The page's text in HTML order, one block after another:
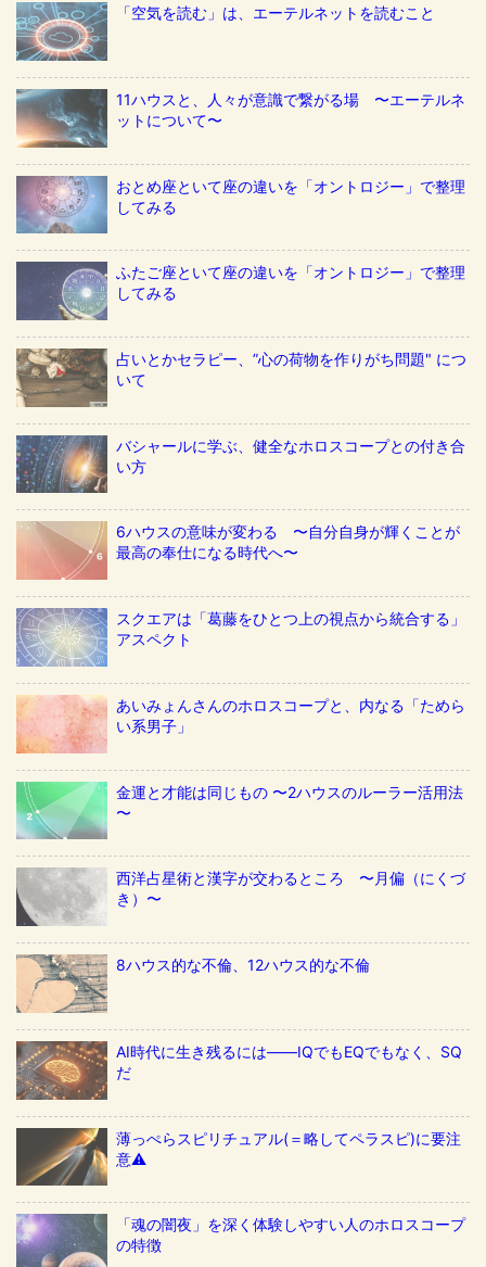
「空気を読む」は、エーテルネットを読むこと
11ハウスと、人々が意識で繋がる場 〜エーテルネ
ットについて〜
おとめ座といて座の違いを「オントロジー」で整理
してみる
ふたご座といて座の違いを「オントロジー」で整理
してみる
占いとかセラピー、”心の荷物を作りがち問題" につ
いて
バシャールに学ぶ、健全なホロスコープとの付き合
い方
6ハウスの意味が変わる 〜自分自身が輝くことが
最高の奉仕になる時代へ〜
スクエアは「葛藤をひとつ上の視点から統合する」
アスペクト
あいみょんさんのホロスコープと、内なる「ためら
い系男子」
金運と才能は同じもの 〜2ハウスのルーラー活用法
〜
西洋占星術と漢字が交わるところ 〜月偏（にくづ
き）〜
8ハウス的な不倫、12ハウス的な不倫
AI時代に生き残るには——IQでもEQでもなく、SQ
だ
薄っぺらスピリチュアル(＝略してペラスピ)に要注
意⚠️
「魂の闇夜」を深く体験しやすい人のホロスコープ
の特徴